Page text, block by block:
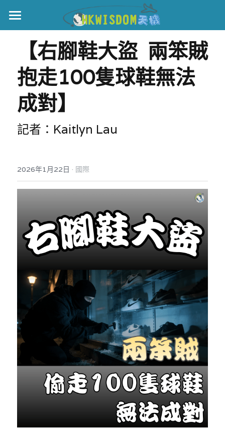
主頁
世界盃
伊美戰爭
黎智英案
正本清源•黎智英案
宏福火災
宏福苑聽證會
記錄．宏福苑火災
中國
娛樂
反華推手你要知
反華推手懶人包
民主派騙案十式
反華推手起底
美西霸凌內幕
美西極權主義
真相直擊
KOL 專欄
林淑芳專欄
屈穎妍專欄
朱庭萱專欄
莫綺琪專欄
黃萬成專欄
絕密法庭檔案
醫院口岸爆炸案
屠龍小隊案
黎智英案審訊
支聯會案
吃喝玩指南
休閒好介紹
親子
關於我們
人才招聘
投稿熱線
搜索
繁體中文
【右腳鞋大盜  兩笨賊
抱走100隻球鞋無法
成對】
記者：Kaitlyn Lau
2026年1月22日 · 國際